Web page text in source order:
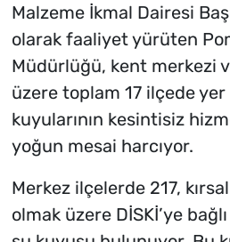
Malzeme İkmal Dairesi
olarak faaliyet yürüten
Müdürlüğü, kent merkezi
üzere toplam 17 ilçede
kuyularının kesintisiz
yoğun mesai harcıyor.
Merkez ilçelerde 217,
olmak üzere DİSKİ’ye